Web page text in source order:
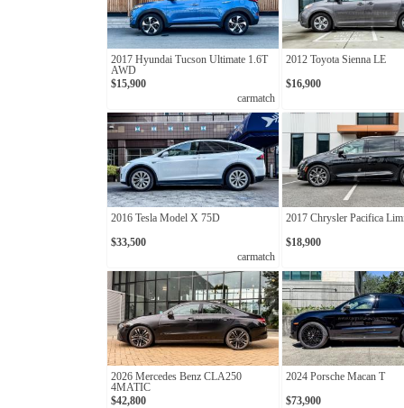
2017 Hyundai Tucson Ultimate 1.6T
AWD
$15,900
carmatch
2012 Toyota Sienna LE
$16,900
2016 Tesla Model X 75D
$33,500
carmatch
2017 Chrysler Pacifica
$18,900
2026 Mercedes Benz CLA250
4MATIC
$42,800
2024 Porsche Macan T
$73,900